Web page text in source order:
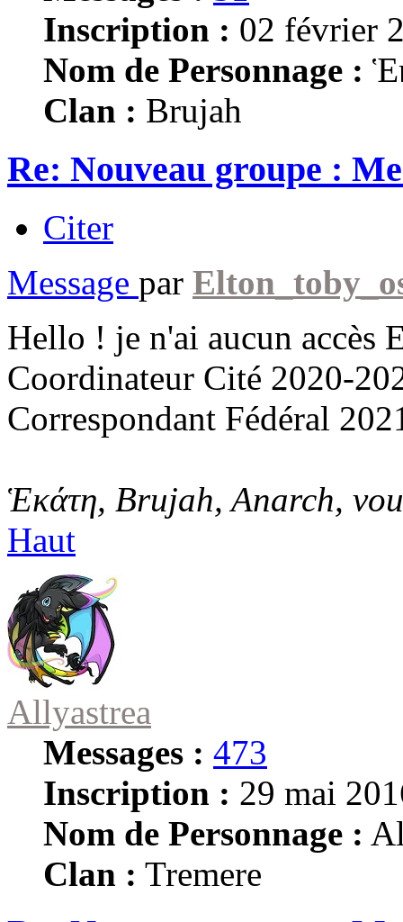
Inscription : 02 février
Nom de Personnage :
Clan : Brujah
Re: Nouveau groupe :
Citer
Message par
Hello ! je n'ai aucun accès
Coordinateur Cité 2020-
Correspondant Fédéral
Ἑκάτη, Brujah, Anarch,
Haut
Allyastrea
Messages : 473
Inscription : 29 mai
Nom de Personnage :
Clan : Tremere